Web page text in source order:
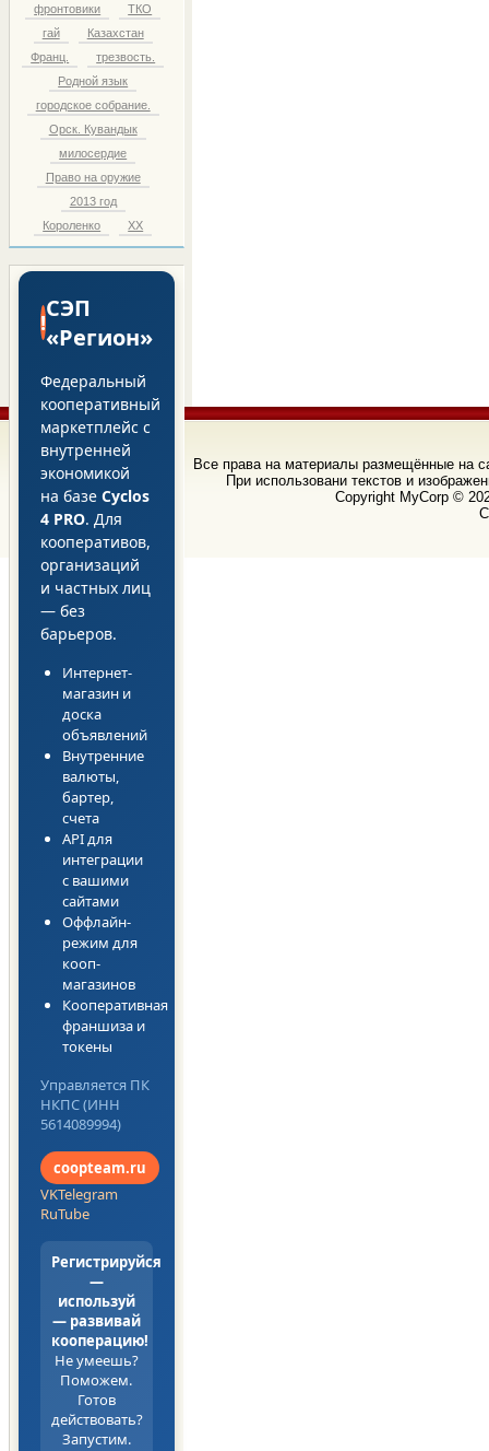
фронтовики
ТКО
гай
Казахстан
Франц.
трезвость.
Родной язык
городское собрание.
Орск. Кувандык
милосердие
Право на оружие
2013 год
Короленко
ХХ
!СЭП
«Регион»
Федеральный
кооперативный
маркетплейс с
внутренней
экономикой
на базе Cyclos
4 PRO. Для
кооперативов,
организаций
и частных лиц
— без
барьеров.
Интернет-
магазин и
доска
объявлений
Внутренние
валюты,
бартер,
счета
API для
интеграции
с вашими
сайтами
Оффлайн-
режим для
кооп-
магазинов
Кооперативная
франшиза и
токены
Управляется ПК
НКПС (ИНН
5614089994)
coopteam.ru
VKTelegram
RuTube
Регистрируйся
—
используй
— развивай
кооперацию!
Не умеешь?
Поможем.
Готов
действовать?
Запустим.
Все права на материалы размещённые на
При использовани текстов и
Copyright MyCorp ©